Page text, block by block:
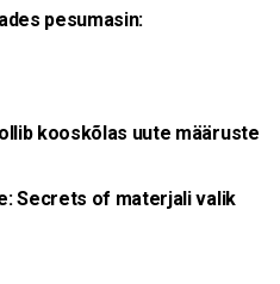
pesumasin:
kooskõlas uute määruste
Secrets of materjali valik